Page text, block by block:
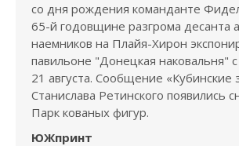
со дня рождения команданте
65-й годовщине разгрома десанта
наемников на Плайя-Хирон
павильоне "Донецкая наковальня"
21 августа. Сообщение «Кубинские
Станислава Ретинского появились
Парк кованых фигур.
ЮЖпринт